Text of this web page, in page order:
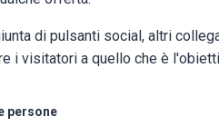
di pulsanti social, altri
i visitatori a quello che è
persone